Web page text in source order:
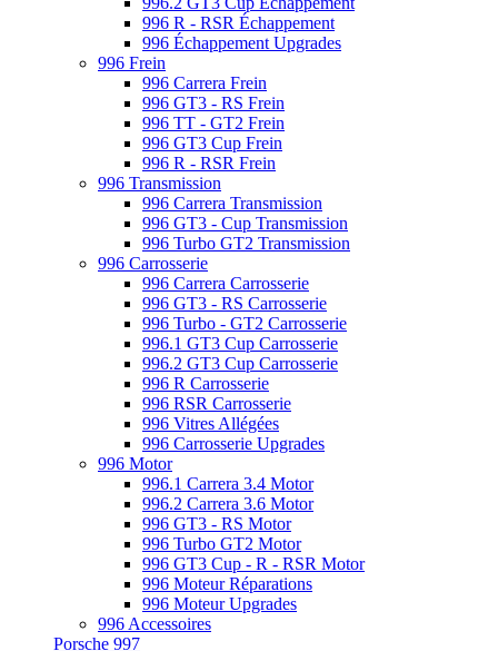
996 R - RSR Échappement
996 Échappement Upgrades
996 Frein
996 Carrera Frein
996 GT3 - RS Frein
996 TT - GT2 Frein
996 GT3 Cup Frein
996 R - RSR Frein
996 Transmission
996 Carrera Transmission
996 GT3 - Cup Transmission
996 Turbo GT2 Transmission
996 Carrosserie
996 Carrera Carrosserie
996 GT3 - RS Carrosserie
996 Turbo - GT2 Carrosserie
996.1 GT3 Cup Carrosserie
996.2 GT3 Cup Carrosserie
996 R Carrosserie
996 RSR Carrosserie
996 Vitres Allégées
996 Carrosserie Upgrades
996 Motor
996.1 Carrera 3.4 Motor
996.2 Carrera 3.6 Motor
996 GT3 - RS Motor
996 Turbo GT2 Motor
996 GT3 Cup - R - RSR Motor
996 Moteur Réparations
996 Moteur Upgrades
996 Accessoires
Porsche 997